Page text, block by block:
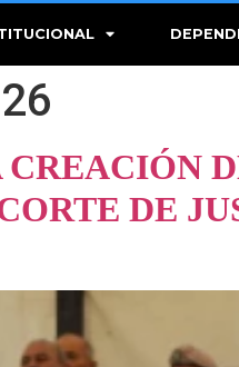
CREACIÓN
DE